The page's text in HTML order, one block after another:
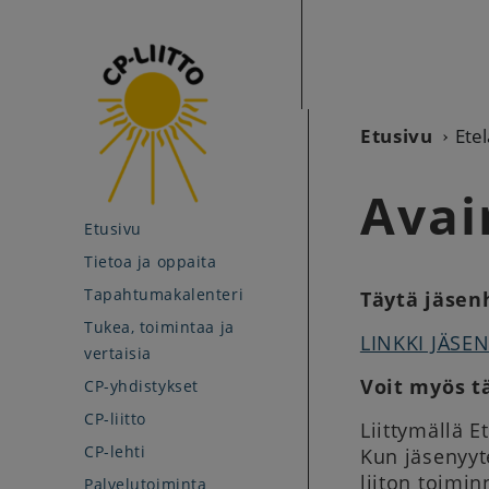
Etusivu
Tietoa ja oppaita
Tapahtumakalenteri
Tukea, toimintaa ja
vertaisia
CP-yhdistykset
CP-liitto
CP-lehti
Palvelutoiminta
Etusivu
Täytä
LINKKI
Voit myös
Liittymällä
Kun
liiton